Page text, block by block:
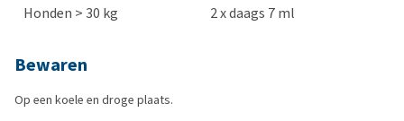
Honden > 30 kg 2 x daags 7 ml
Bewaren
Op een koele en droge plaats.